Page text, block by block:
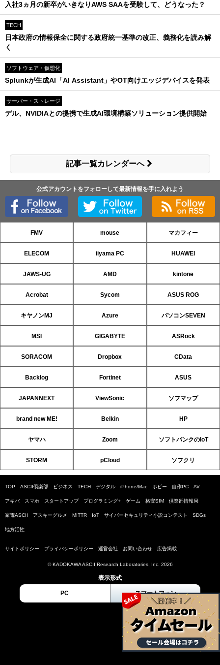
入社3ヵ月の新卒がいきなりAWS SAAを受験して、どうなった？
TECH
日本政府の情報保全に関する政府統一基準の改正、義務化を読み解
く
ソフトウェア・仮想化
Splunkが生成AI「AI Assistant」やOT向けエッジデバイスを発表
サーバー・ストレージ
デル、NVIDIAとの提携で生成AI環境構築ソリューション提供開始
記事一覧カレンダーへ
公式アカウントをフォローして最新情報を手に入れよう
FMV mouse マカフィー
ELECOM iiyama PC HUAWEI
JAWS-UG AMD kintone
Acrobat Sycom ASUS ROG
キヤノンMJ Azure パソコンSEVEN
MSI GIGABYTE ASRock
SORACOM Dropbox CData
Backlog Fortinet ASUS
JAPANNEXT ViewSonic ソフマップ
brand new ME! Belkin HP
ヤマハ Zoom ソフトバンクのIoT
STORM pCloud ソフクリ
TOP ASCII倶楽部 ビジネス TECH デジタル iPhone/Mac ホビー 自作PC AV
アキバ スマホ スタートアップ プログラミング+ ゲーム 格安SIM 倶楽部情報局
家電ASCII アスキーグルメ MITTR IoT サイバーセキュリティ小説コンテスト SDGs
地方活性
サイトポリシー プライバシーポリシー 運営会社 お問い合わせ 広告掲載
© KADOKAWA ASCII Research Laboratories, Inc. 2026
表示形式
PC スマートフォン